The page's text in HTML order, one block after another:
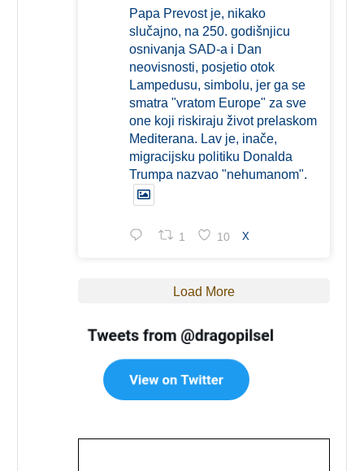
Papa Prevost je, nikako
slučajno, na 250. godišnjicu
osnivanja SAD-a i Dan
neovisnosti, posjetio otok
Lampedusu, simbolu, jer ga se
smatra "vratom Europe" za sve
one koji riskiraju život prelaskom
Mediterana. Lav je, inače,
migracijsku politiku Donalda
Trumpa nazvao "nehumanom".
1 10 X
Load More